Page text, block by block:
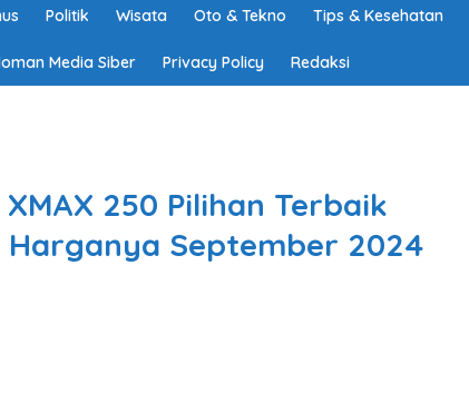
Politik Wisata Oto & Tekno Tips & Kesehatan
Media Siber Privacy Policy Redaksi
250 Pilihan Terbaik
September 2024